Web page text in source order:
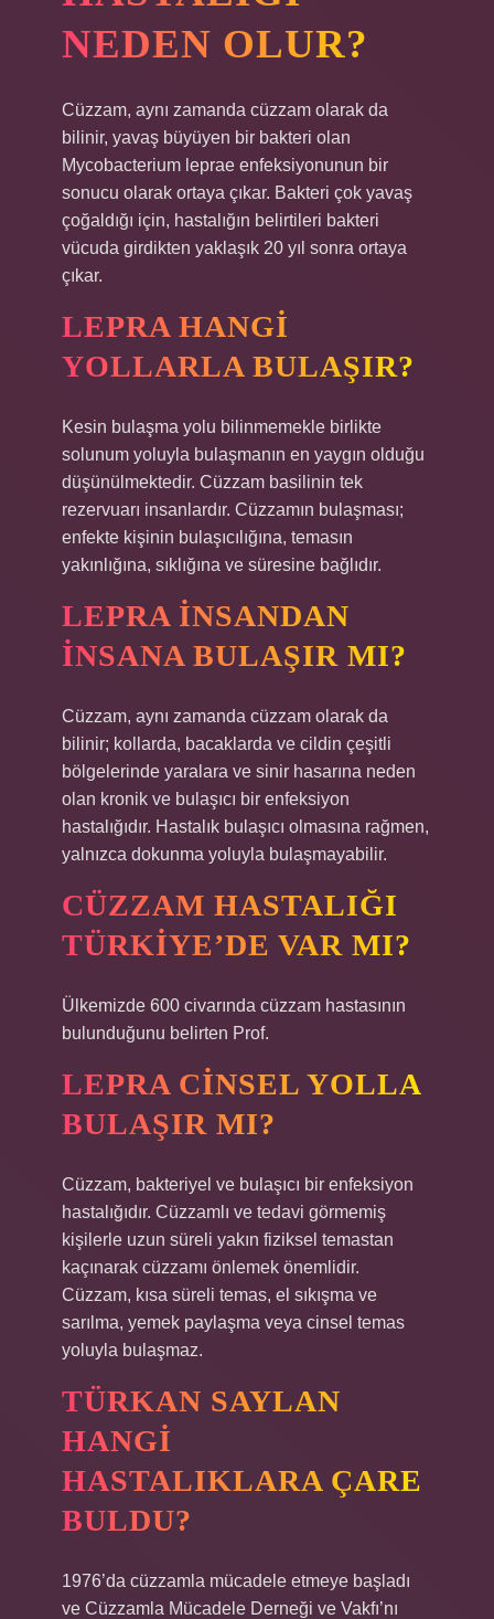
NEDEN OLUR?
Cüzzam, aynı zamanda cüzzam olarak da
bilinir, yavaş büyüyen bir bakteri olan
Mycobacterium leprae enfeksiyonunun bir
sonucu olarak ortaya çıkar. Bakteri çok yavaş
çoğaldığı için, hastalığın belirtileri bakteri
vücuda girdikten yaklaşık 20 yıl sonra ortaya
çıkar.
LEPRA HANGI
YOLLARLA BULAŞIR?
Kesin bulaşma yolu bilinmemekle birlikte
solunum yoluyla bulaşmanın en yaygın olduğu
düşünülmektedir. Cüzzam basilinin tek
rezervuarı insanlardır. Cüzzamın bulaşması;
enfekte kişinin bulaşıcılığına, temasın
yakınlığına, sıklığına ve süresine bağlıdır.
LEPRA INSANDAN
INSANA BULAŞIR MI?
Cüzzam, aynı zamanda cüzzam olarak da
bilinir; kollarda, bacaklarda ve cildin çeşitli
bölgelerinde yaralara ve sinir hasarına neden
olan kronik ve bulaşıcı bir enfeksiyon
hastalığıdır. Hastalık bulaşıcı olmasına rağmen,
yalnızca dokunma yoluyla bulaşmayabilir.
CÜZZAM HASTALIĞI
TÜRKIYE’DE VAR MI?
Ülkemizde 600 civarında cüzzam hastasının
bulunduğunu belirten Prof.
LEPRA CINSEL YOLLA
BULAŞIR MI?
Cüzzam, bakteriyel ve bulaşıcı bir enfeksiyon
hastalığıdır. Cüzzamlı ve tedavi görmemiş
kişilerle uzun süreli yakın fiziksel temastan
kaçınarak cüzzamı önlemek önemlidir.
Cüzzam, kısa süreli temas, el sıkışma ve
sarılma, yemek paylaşma veya cinsel temas
yoluyla bulaşmaz.
TÜRKAN SAYLAN
HANGI
HASTALIKLARA ÇARE
BULDU?
1976’da cüzzamla mücadele etmeye başladı
ve Cüzzamla Mücadele Derneği ve Vakfı’nı